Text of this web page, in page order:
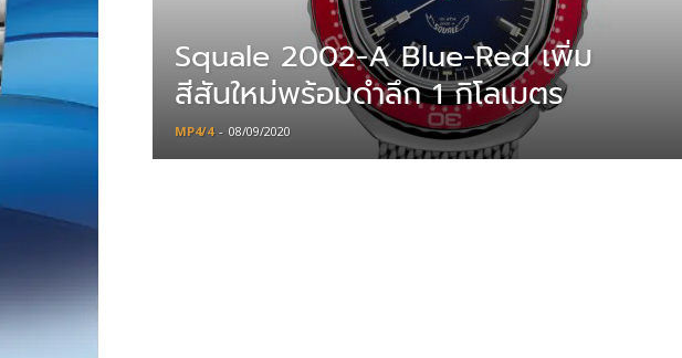
Squale 2002-A Blue-Red เพิ่ม
สีสันใหม่พร้อมดำลึก 1 กิโลเมตร
MP4/4 - 08/09/2020